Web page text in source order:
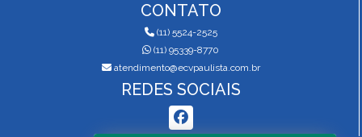
CONTATO
(11) 5524-2525
(11) 95339-8770
atendimento@ecvpaulista.com.br
REDES SOCIAIS